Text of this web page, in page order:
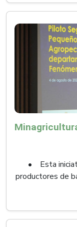
• Esta
productores de